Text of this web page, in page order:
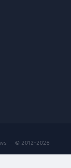
— © 2012-2026